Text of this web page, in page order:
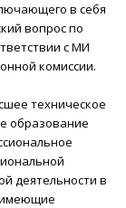
в себя
вопрос по
с МИ
комиссии.
техническое
образование
деятельности в
имеющие